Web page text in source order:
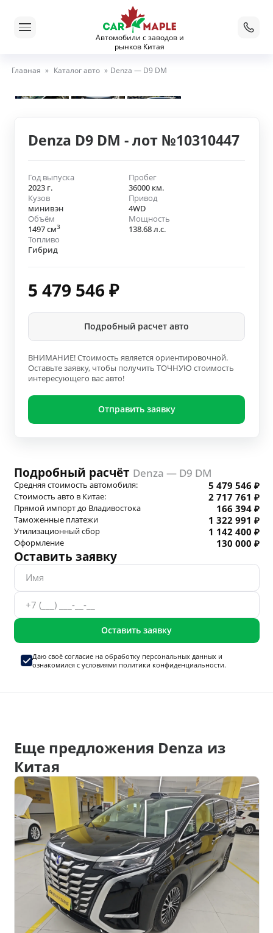
Автомобили с заводов и
рынков Китая
Главная » Каталог авто » Denza — D9 DM
Denza D9 DM - лот №10310447
Год выпуска
2023 г.
Пробег
36000 км.
Кузов
минивэн
Привод
4WD
Объём
1497 см3
Мощность
138.68 л.с.
Топливо
Гибрид
5 479 546 ₽
Подробный расчет авто
ВНИМАНИЕ! Стоимость является ориентировочной.
Оставьте заявку, чтобы получить ТОЧНУЮ стоимость
интересующего вас авто!
Отправить заявку
Подробный расчёт Denza — D9 DM
Средняя стоимость автомобиля: 5 479 546 ₽
Стоимость авто в Китае: 2 717 761 ₽
Прямой импорт до Владивостока 166 394 ₽
Таможенные платежи 1 322 991 ₽
Утилизационный сбор 1 142 400 ₽
Оформление 130 000 ₽
Оставить заявку
Оставить заявку
Даю своё согласие на обработку персональных данныхи
ознакомился с условиями политики конфиденциальности.
Еще предложения Denza из
Китая